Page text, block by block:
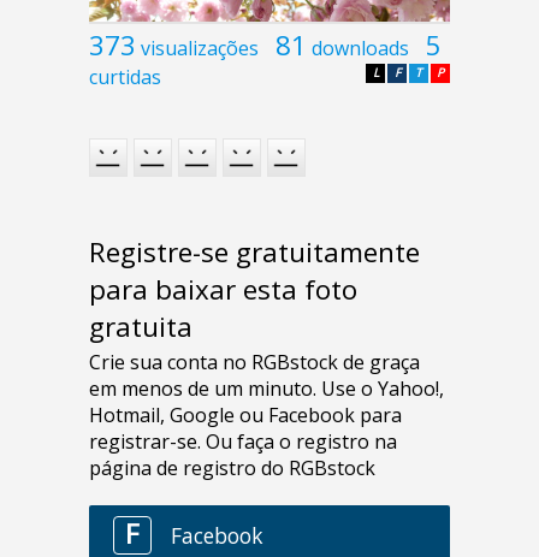
373 visualizações 81 downloads 5
curtidas P
T
F
L
Registre-se gratuitamente
para baixar esta foto
gratuita